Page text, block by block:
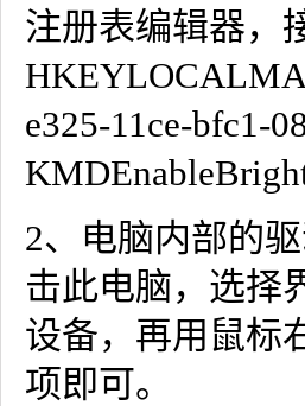
注册表编辑器，
e325-11ce-bfc1-
2、电脑内部的
击此电脑，选择
设备，再用鼠标
项即可。